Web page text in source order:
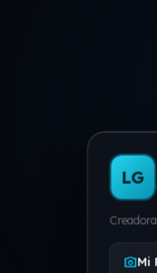
LG
photo_cameraMi